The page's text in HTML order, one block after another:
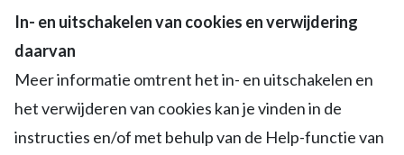
In- en uitschakelen van cookies en verwijdering
daarvan
Meer informatie omtrent het in- en uitschakelen en
het verwijderen van cookies kan je vinden in de
instructies en/of met behulp van de Help-functie van